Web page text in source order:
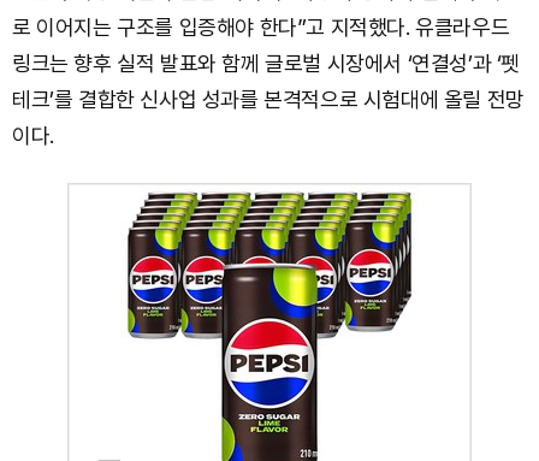
로 이어지는 구조를 입증해야 한다”고 지적했다. 유클라우드
링크는 향후 실적 발표와 함께 글로벌 시장에서 ‘연결성’과 ‘펫
테크’를 결합한 신사업 성과를 본격적으로 시험대에 올릴 전망
이다.